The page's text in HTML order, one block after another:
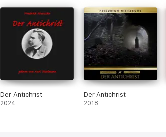
Der Antichrist
2024
Der Antichrist
2018